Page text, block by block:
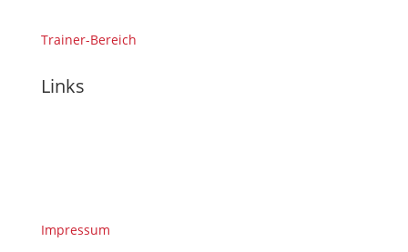
Trainer-Bereich
Links
Impressum